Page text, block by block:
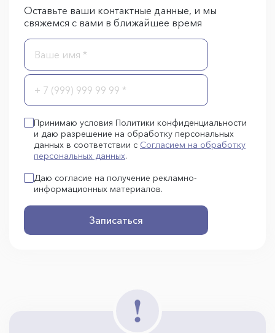
Оставьте ваши контактные данные, и мы
свяжемся с вами в ближайшее время
Принимаю условия Политики конфиденциальности
и даю разрешение на обработку персональных
данных в соответствии с Согласием на обработку
персональных данных.
Даю согласие на получение рекламно-
информационных материалов.
Записаться